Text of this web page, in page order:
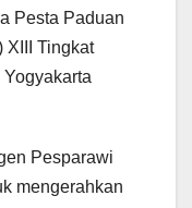
Pesta Paduan
XIII Tingkat
Pesparawi
mengerahkan